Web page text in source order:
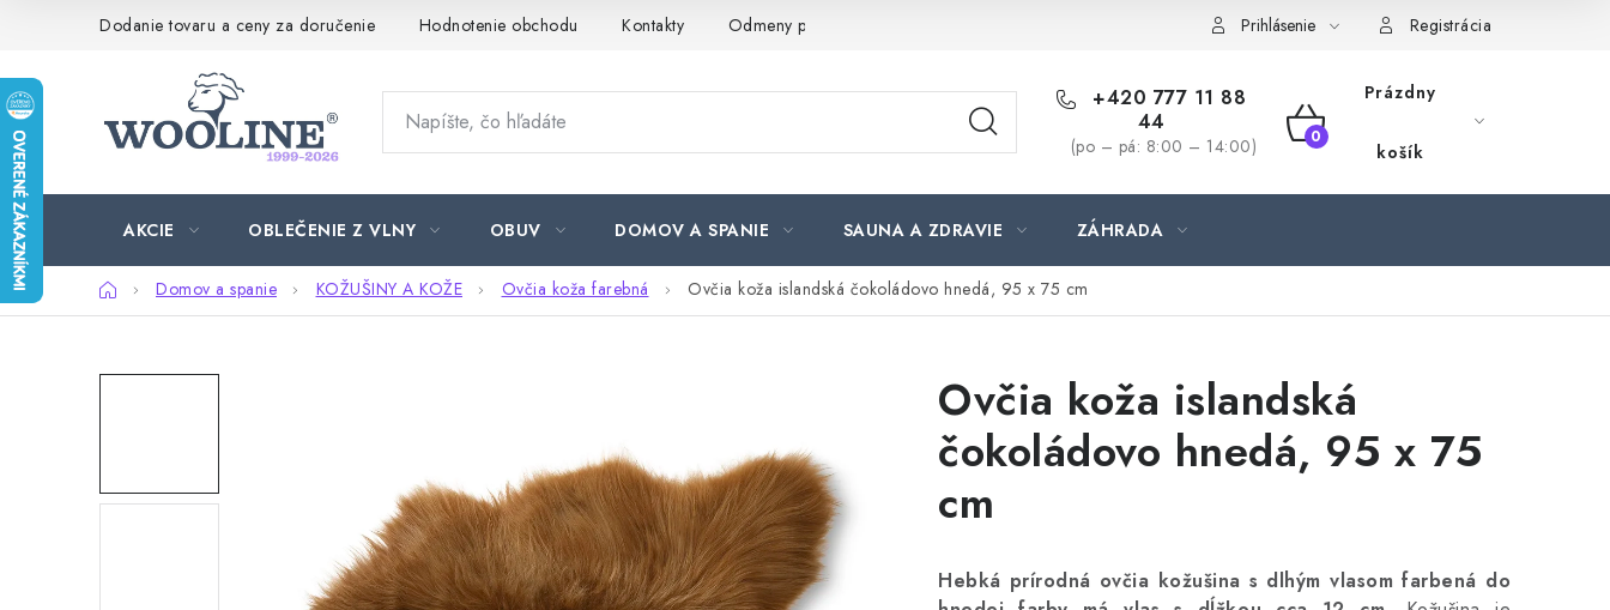
Dodanie tovaru a ceny za doručenie Hodnotenie obchodu Kontakty Odmeny pre našich zákazníkov Prihlásenie Registrácia
+420 777 11 88
44
(po – pá: 8:00 – 14:00)
NÁKUPNÝ
Prázdny
košík
AKCIE OBLEČENIE Z VLNY OBUV DOMOV A SPANIE SAUNA A ZDRAVIE ZÁHRADA
DomovDomov a spanie KOŽUŠINY A KOŽE Ovčia koža farebná Ovčia koža islandská čokoládovo hnedá, 95 x 75 cm
Ovčia koža islandská
čokoládovo hnedá, 95 x 75
cm
Hebká prírodná ovčia kožušina s dlhým vlasom farbená do